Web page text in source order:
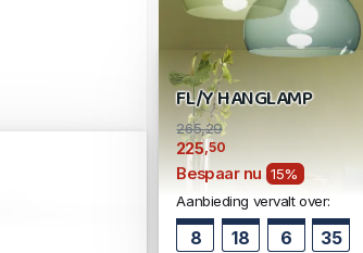
FL/Y HANGLAMP
265,29
225 ,50
Bespaar nu 15%
Aanbieding vervalt over:
8 18 6 35